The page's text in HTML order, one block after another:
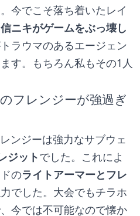
今でこそ落ち着いたレイ
ニキがゲームをぶっ壊し
ラウマのあるエージェン
す。もちろん私もその1人
フレンジーが強過ぎ
ンジーは強力なサブウェ
ジットでした。これによ
のライトアーマーとフレ
でした。大会でもチラホ
今では不可能なので懐か